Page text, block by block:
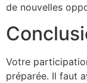
de nouvelles
Votre
préparée. Il faut